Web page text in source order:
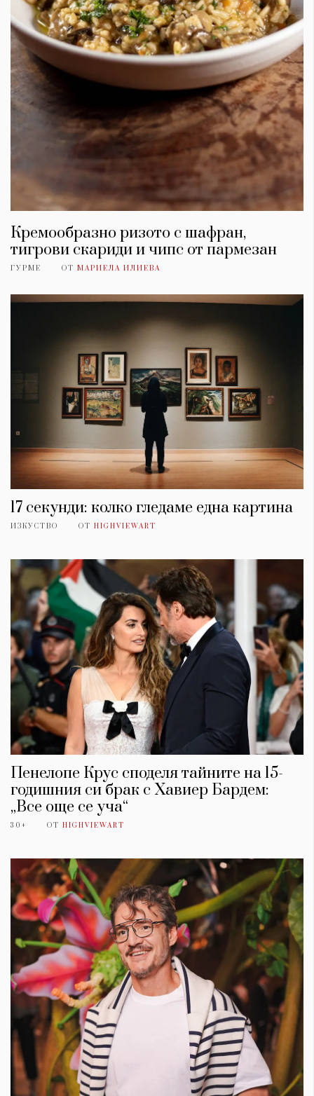
Кремообразно ризото с шафран,
тигрови скариди и чипс от пармезан
ГУРМЕ ОТ МАРИЕЛА ИЛИЕВА
17 секунди: колко гледаме една картина
ИЗКУСТВО ОТ HIGHVIEWART
Пенелопе Крус споделя тайните на 15-
годишния си брак с Хавиер Бардем:
„Все още се уча“
30+ ОТ HIGHVIEWART